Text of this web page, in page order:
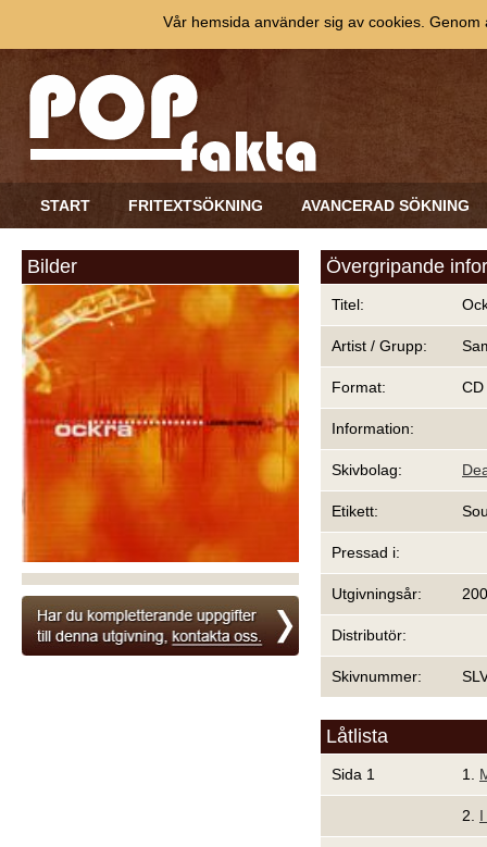
START FRITEXTSÖKNING AVANCERAD SÖKNING
Bilder Övergripande
Titel:
Artist / Grupp:
Format: CD
Information:
Skivbolag:
Etikett:
Pressad i:
Utgivningsår:
Distributör:
Skivnummer:
Låtlista
Sida 1 1.
2.
Vår hemsida använder sig av cookies.